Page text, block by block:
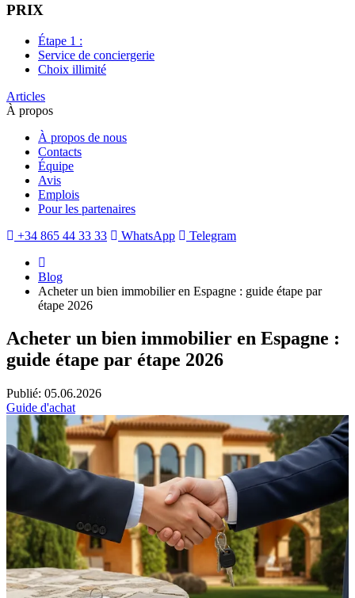
PRIX
Étape 1 :
Service de conciergerie
Choix illimité
Articles
À propos
À propos de nous
Contacts
Équipe
Avis
Emplois
Pour les partenaires
+34 865 44 33 33
WhatsApp Telegram
Blog
Acheter un bien immobilier en Espagne : guide étape par
étape 2026
Acheter un bien immobilier en Espagne :
guide étape par étape 2026
Publié: 05.06.2026
Guide d'achat